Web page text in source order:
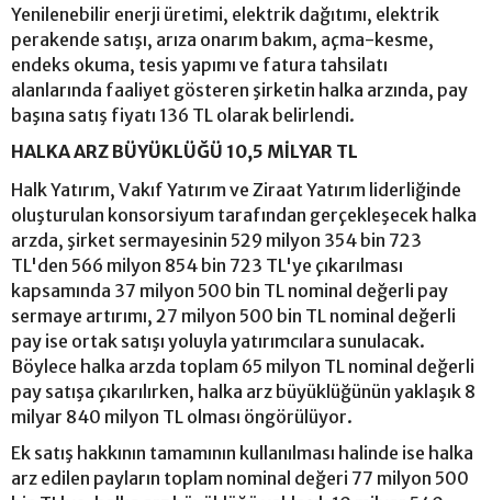
Yenilenebilir enerji üretimi, elektrik dağıtımı, elektrik
perakende satışı, arıza onarım bakım, açma-kesme,
endeks okuma, tesis yapımı ve fatura tahsilatı
alanlarında faaliyet gösteren şirketin halka arzında, pay
başına satış fiyatı 136 TL olarak belirlendi.
HALKA ARZ BÜYÜKLÜĞÜ 10,5 MİLYAR TL
Halk Yatırım, Vakıf Yatırım ve Ziraat Yatırım liderliğinde
oluşturulan konsorsiyum tarafından gerçekleşecek halka
arzda, şirket sermayesinin 529 milyon 354 bin 723
TL'den 566 milyon 854 bin 723 TL'ye çıkarılması
kapsamında 37 milyon 500 bin TL nominal değerli pay
sermaye artırımı, 27 milyon 500 bin TL nominal değerli
pay ise ortak satışı yoluyla yatırımcılara sunulacak.
Böylece halka arzda toplam 65 milyon TL nominal değerli
pay satışa çıkarılırken, halka arz büyüklüğünün yaklaşık 8
milyar 840 milyon TL olması öngörülüyor.
Ek satış hakkının tamamının kullanılması halinde ise halka
arz edilen payların toplam nominal değeri 77 milyon 500